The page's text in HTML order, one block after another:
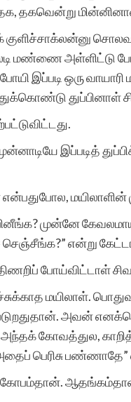
தகவென்று
குளிச்சாக்லன்னு
மண்ணை அள்ளிட்டு
இப்படி ஒரு
துப்பினாள்
இப்படித்
மயிலாளின்
முன்னே
செஞ்சீங்க?” என்று
போய்விட்டாள்
மயிலாள்.
அவன்
அந்தக் கோவத்துல,
பெரிசு பண்ணாதே”
கோபம்தான்.